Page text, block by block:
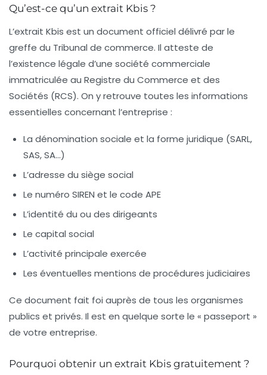
Qu’est-ce qu’un extrait Kbis ?
L’extrait Kbis est un document officiel délivré par le
greffe du Tribunal de commerce. Il atteste de
l’existence légale d’une société commerciale
immatriculée au Registre du Commerce et des
Sociétés (RCS). On y retrouve toutes les informations
essentielles concernant l’entreprise :
La dénomination sociale et la forme juridique (SARL,
SAS, SA…)
L’adresse du siège social
Le numéro SIREN et le code APE
L’identité du ou des dirigeants
Le capital social
L’activité principale exercée
Les éventuelles mentions de procédures judiciaires
Ce document fait foi auprès de tous les organismes
publics et privés. Il est en quelque sorte le « passeport »
de votre entreprise.
Pourquoi obtenir un extrait Kbis gratuitement ?